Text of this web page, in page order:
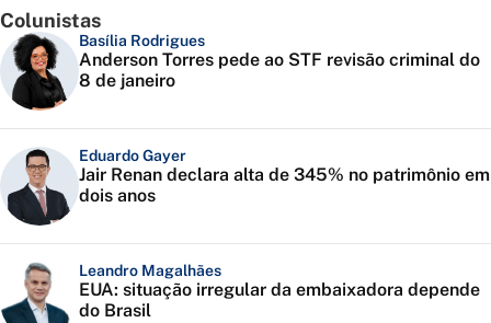
Colunistas
Basília Rodrigues
Anderson Torres pede ao STF revisão criminal do
8 de janeiro
Eduardo Gayer
Jair Renan declara alta de 345% no patrimônio em
dois anos
Leandro Magalhães
EUA: situação irregular da embaixadora depende
do Brasil